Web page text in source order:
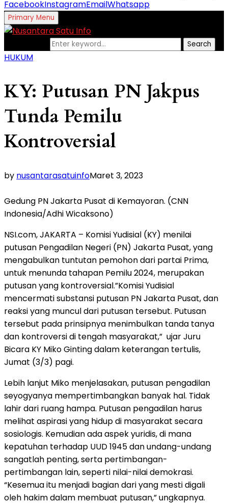
FacebookInstagramEmailWhatsapp
Primary Menu
Search
HUKUM
KY: Putusan PN Jakpus
Tunda Pemilu
Kontroversial
by nusantarasatuinfoMaret 3, 2023
Gedung PN Jakarta Pusat di Kemayoran. (CNN
Indonesia/Adhi Wicaksono)
NSI.com, JAKARTA – Komisi Yudisial (KY) menilai
putusan Pengadilan Negeri (PN) Jakarta Pusat, yang
mengabulkan tuntutan pemohon dari partai Prima,
untuk menunda tahapan Pemilu 2024, merupakan
putusan yang kontroversial.”Komisi Yudisial
mencermati substansi putusan PN Jakarta Pusat, dan
reaksi yang muncul dari putusan tersebut. Putusan
tersebut pada prinsipnya menimbulkan tanda tanya
dan kontroversi di tengah masyarakat,” ujar Juru
Bicara KY Miko Ginting dalam keterangan tertulis,
Jumat (3/3) pagi.
Lebih lanjut Miko menjelasakan, putusan pengadilan
seyogyanya mempertimbangkan banyak hal. Tidak
lahir dari ruang hampa. Putusan pengadilan harus
melihat aspirasi yang hidup di masyarakat secara
sosiologis. Kemudian ada aspek yuridis, di mana
kepatuhan terhadap UUD 1945 dan undang-undang
sangatlah penting, serta pertimbangan-
pertimbangan lain, seperti nilai-nilai demokrasi.
“Kesemua itu menjadi bagian dari yang mesti digali
oleh hakim dalam membuat putusan,” ungkapnya.